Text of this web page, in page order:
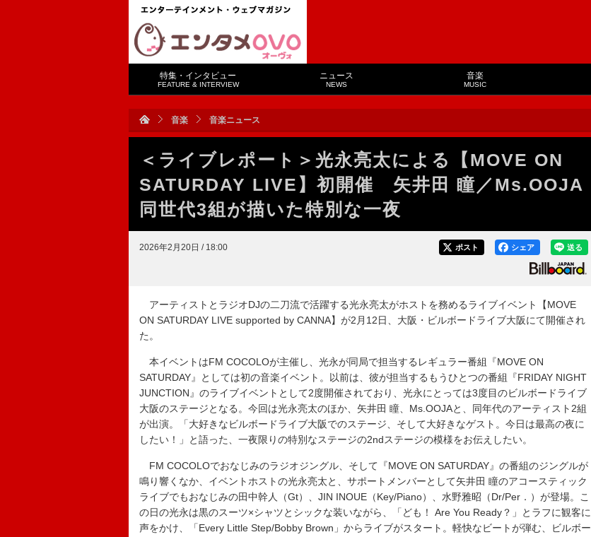
特集・インタビュー
FEATURE & INTERVIEW
ニュース
NEWS
音楽
MUSIC
音楽 音楽ニュース
＜ライブレポート＞光永亮太による【MOVE ON
SATURDAY LIVE】初開催 矢井田 瞳／Ms.OOJA
同世代3組が描いた特別な一夜
2026年2月20日 / 18:00 送る
シェア
ポスト
アーティストとラジオDJの二刀流で活躍する光永亮太がホストを務めるライブイベント【MOVE
ON SATURDAY LIVE supported by CANNA】が2月12日、大阪・ビルボードライブ大阪にて開催され
た。
本イベントはFM COCOLOが主催し、光永が同局で担当するレギュラー番組『MOVE ON
SATURDAY』としては初の音楽イベント。以前は、彼が担当するもうひとつの番組『FRIDAY NIGHT
JUNCTION』のライブイベントとして2度開催されており、光永にとっては3度目のビルボードライブ
大阪のステージとなる。今回は光永亮太のほか、矢井田 瞳、Ms.OOJAと、同年代のアーティスト2組
が出演。「大好きなビルボードライブ大阪でのステージ、そして大好きなゲスト。今日は最高の夜に
したい！」と語った、一夜限りの特別なステージの2ndステージの模様をお伝えしたい。
FM COCOLOでおなじみのラジオジングル、そして『MOVE ON SATURDAY』の番組のジングルが
鳴り響くなか、イベントホストの光永亮太と、サポートメンバーとして矢井田 瞳のアコースティック
ライブでもおなじみの田中幹人（Gt）、JIN INOUE（Key/Piano）、水野雅昭（Dr/Per．）が登場。こ
の日の光永は黒のスーツ×シャツとシックな装いながら、「ども！ Are You Ready？」とラフに観客に
声をかけ、「Every Little Step/Bobby Brown」からライブがスタート。軽快なビートが弾む、ビルボー